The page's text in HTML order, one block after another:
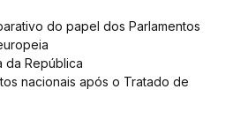
do papel dos Parlamentos
da República
nacionais após o Tratado de